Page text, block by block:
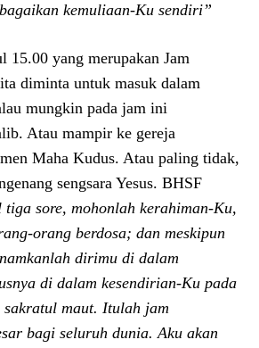
kemuliaan-Ku sendiri”
15.00 yang merupakan Jam
diminta untuk masuk dalam
mungkin pada jam ini
Atau mampir ke gereja
Maha Kudus. Atau paling tidak,
sengsara Yesus. BHSF
tiga sore, mohonlah kerahiman-Ku,
orang berdosa; dan meskipun
dirimu di dalam
di dalam kesendirian-Ku pada
sakratul maut. Itulah jam
bagi seluruh dunia. Aku akan